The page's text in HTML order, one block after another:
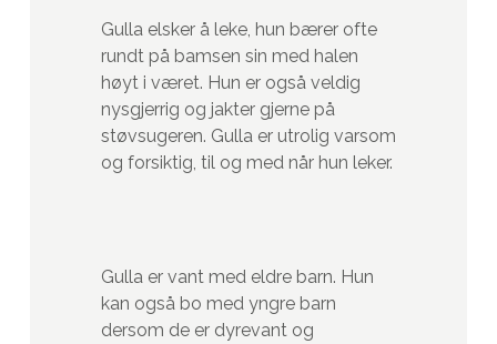
Gulla elsker å leke, hun bærer ofte
rundt på bamsen sin med halen
høyt i været. Hun er også veldig
nysgjerrig og jakter gjerne på
støvsugeren. Gulla er utrolig varsom
og forsiktig, til og med når hun leker.
Gulla er vant med eldre barn. Hun
kan også bo med yngre barn
dersom de er dyrevant og